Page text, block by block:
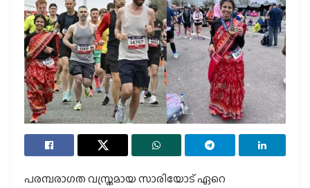
പരമ്പരാഗത വസ്ത്രമായ സാരിയോട് ഏറെ